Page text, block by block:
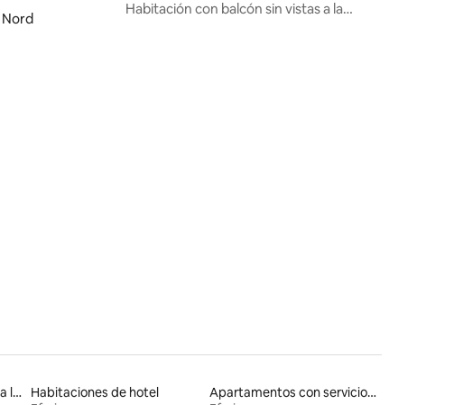
d
Habitación con balcón sin vistas a la
Alojamientos con acceso a la playa
Habitaciones de hotel
Apartamentos con servicios incluidos vacacionales